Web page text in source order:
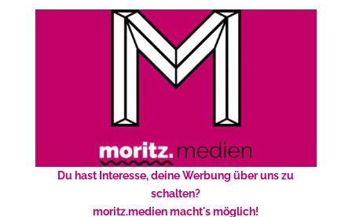
Du hast Interesse, deine Werbung über uns zu
schalten?
moritz.medien macht's möglich!